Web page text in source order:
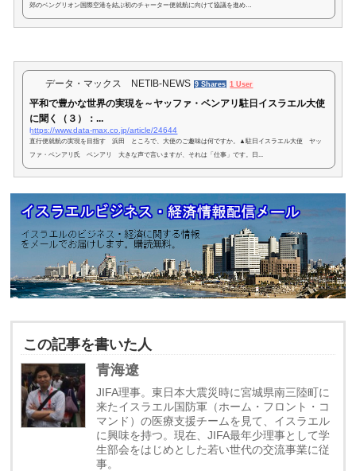
郊のベングリオン国際空港を結ぶ初のチャーター便就航に向けて協議を進め…
データ・マックス NETIB-NEWS 9 Shares 1 User
平和で豊かな世界の実現を～ヤッファ・ベンアリ駐日イスラエル大使
に聞く（３）：...
https://www.data-max.co.jp/article/24644
直行便就航の実現を目指す 浜田 ところで、大使のご趣味は何ですか。▲駐日イスラエル大使 ヤッ
ファ・ベンアリ氏 ベンアリ 大きな声で言いますが、それは「仕事」です。日...
この記事を書いた人
青海遼
JIFA理事。東日本大震災時に宮城県南三陸町に
来たイスラエル国防軍（ホーム・フロント・コ
マンド）の医療支援チームを見て、イスラエル
に興味を持つ。現在、JIFA最年少理事として学
生部会をはじめとした若い世代の交流事業に従
事。